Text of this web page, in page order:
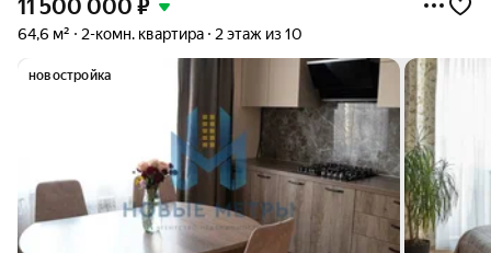
11 500 000 ₽
64,6 м² 2-комн. квартира 2 этаж из 10
новостройка